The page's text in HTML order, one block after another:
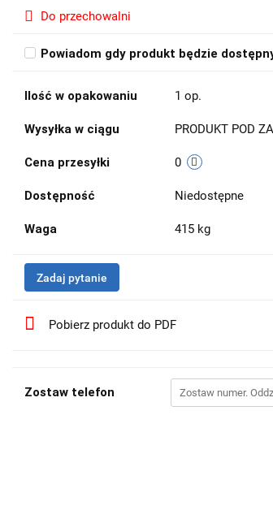
Do przechowalni
Powiadom gdy produkt będzie
Ilość w opakowaniu 1 op.
Wysyłka w ciągu PRODUKT POD
Cena przesyłki 0
Dostępność Niedostępne
Waga 415 kg
Zadaj pytanie
Pobierz produkt do PDF
Zostaw telefon